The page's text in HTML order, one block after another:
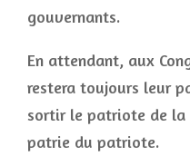
gouvernants.
En attendant, aux
restera toujours leur
sortir le patriote de
patrie du patriote.